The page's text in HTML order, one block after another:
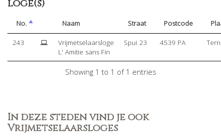
loge(s)
No. Naam Straat Postcode
243
Vrijmetselaarsloge
L' Amitie sans Fin
Spui 23 4539 PA
Showing 1 to 1 of 1 entries
In deze steden vind je ook
Vrijmetselaarsloges